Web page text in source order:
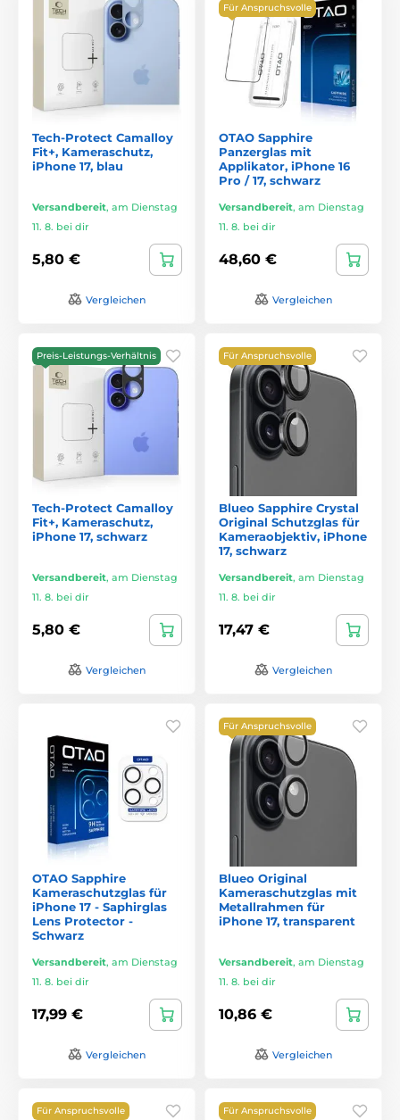
Tech-Protect Camalloy
Fit+, Kameraschutz,
iPhone 17, blau
Versandbereit, am Dienstag
11. 8. bei dir
5,80 €
Vergleichen
Für Anspruchsvolle
OTAO Sapphire
Panzerglas mit
Applikator, iPhone 16
Pro / 17, schwarz
Versandbereit, am Dienstag
11. 8. bei dir
48,60 €
Vergleichen
Preis-Leistungs-Verhältnis
Tech-Protect Camalloy
Fit+, Kameraschutz,
iPhone 17, schwarz
Versandbereit, am Dienstag
11. 8. bei dir
5,80 €
Vergleichen
Für Anspruchsvolle
Blueo Sapphire Crystal
Original Schutzglas für
Kameraobjektiv, iPhone
17, schwarz
Versandbereit, am Dienstag
11. 8. bei dir
17,47 €
Vergleichen
OTAO Sapphire
Kameraschutzglas für
iPhone 17 - Saphirglas
Lens Protector -
Schwarz
Versandbereit, am Dienstag
11. 8. bei dir
17,99 €
Vergleichen
Für Anspruchsvolle
Blueo Original
Kameraschutzglas mit
Metallrahmen für
iPhone 17, transparent
Versandbereit, am Dienstag
11. 8. bei dir
10,86 €
Vergleichen
Für Anspruchsvolle Für Anspruchsvolle